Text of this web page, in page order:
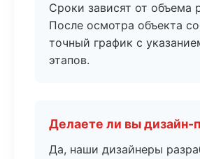
Сроки зависят от объема
После осмотра объекта
точный график с
этапов.
Делаете ли вы дизайн-
Да, наши дизайнеры